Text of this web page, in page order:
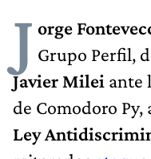
J orge
Grupo Perfil,
Javier Milei ante
de Comodoro
Ley